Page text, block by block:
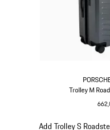
Trolley M
Add Trolley S
Diapositiva 10 di 20